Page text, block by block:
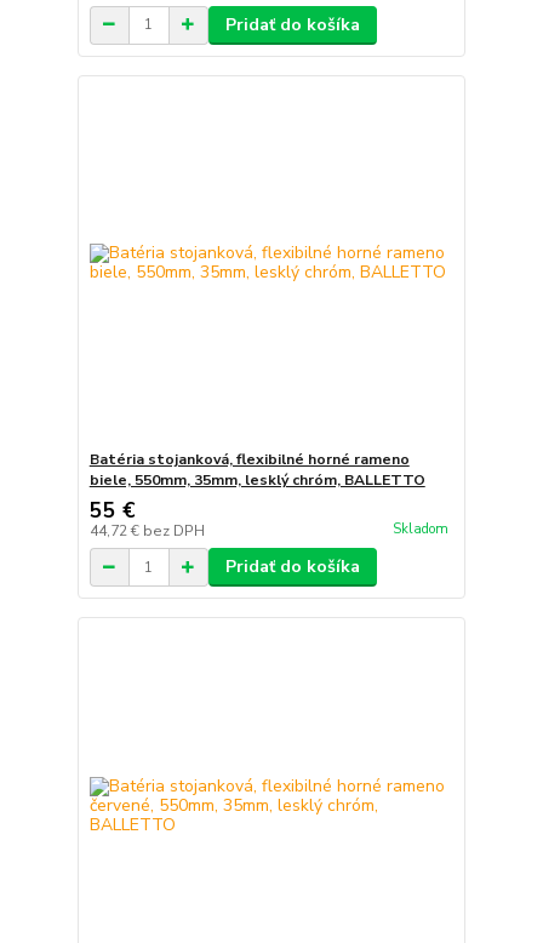
Pridať do košíka
Batéria stojanková, flexibilné horné rameno
biele, 550mm, 35mm, lesklý chróm, BALLETTO
55 €
44,72 € bez DPH Skladom
Pridať do košíka